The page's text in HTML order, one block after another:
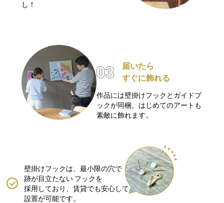
し！
届いたら
すぐに飾れる
作品には壁掛けフックとガイドブ
ックが同梱。はじめてのアートも
素敵に飾れます。
壁掛けフックは、最小限の穴で
跡が目立たない フックを
採用しており、賃貸でも安心して
設置が可能です。